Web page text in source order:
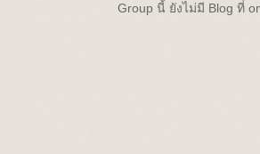
Group นี้ ยังไม่มี Blog ที่